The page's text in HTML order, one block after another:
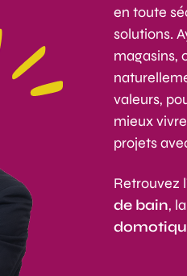
en toute
solutions.
magasins,
valeurs,
mieux
projets
Retrouvez
de bain,